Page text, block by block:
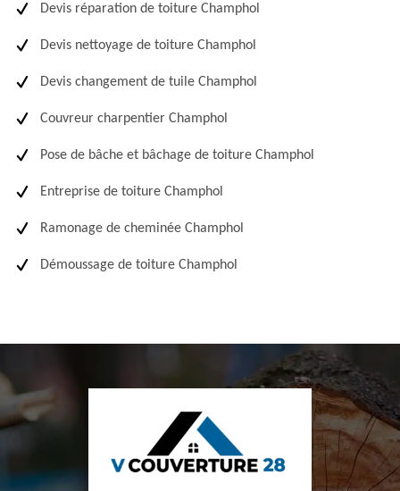
Devis réparation de toiture Champhol
Devis nettoyage de toiture Champhol
Devis changement de tuile Champhol
Couvreur charpentier Champhol
Pose de bâche et bâchage de toiture Champhol
Entreprise de toiture Champhol
Ramonage de cheminée Champhol
Démoussage de toiture Champhol